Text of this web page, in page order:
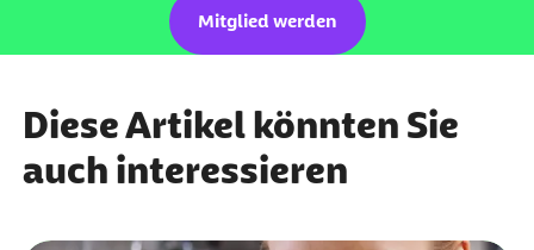
Mitglied werden
Diese Artikel könnten Sie
auch interessieren